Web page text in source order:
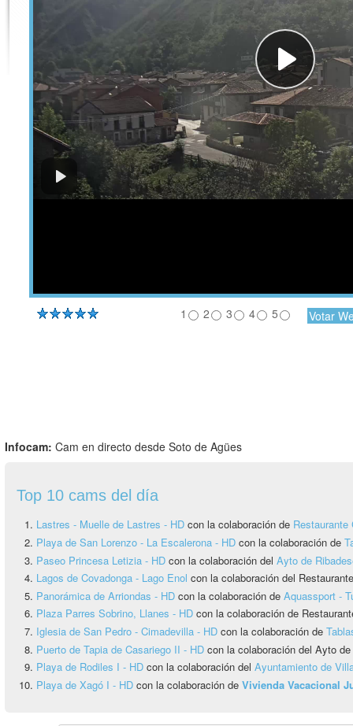
1 2 3 4 5
Infocam: Cam en directo desde Soto de Agües
Top 10 cams del día
Lastres - Muelle de Lastres - HD con la colaboración de
Playa de San Lorenzo - La Escalerona - HD con la colaboración de
Paseo Princesa Letizia - HD con la colaboración del Ayto de
Lagos de Covadonga - Lago Enol con la colaboración del
Panorámica de Arriondas - HD con la colaboración de Aquassport -
Plaza Parres Sobrino, Llanes - HD con la colaboración de
Iglesia de San Pedro - Cimadevilla - HD con la colaboración de
Puerto de Tapia de Casariego II - HD con la colaboración del Ayto
Playa de Rodiles I - HD con la colaboración del Ayuntamiento de
Playa de Xagó I - HD con la colaboración de Vivienda Vacacional